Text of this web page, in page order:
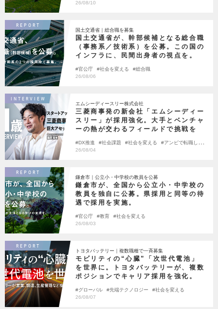
仕事 社会を変える
26/08/10
REPORT
国土交通省｜総合職を募集
国土交通省が、幹部候補となる総合職
（事務系／技術系）を公募。この国の
インフラに、民間出身者の視点を。
官公庁 社会を変える
総合職
26/08/06
INTERVIEW
エムシーディースリー株式会社
三菱商事発の新会社「エムシーディー
スリー」が採用強化。大手とベンチャ
ーの熱が交わるフィールドで挑戦を
DX推進 社会課題 社会を変える
アンビで転職しま
した
26/08/04
REPORT
鎌倉市｜公立小・中学校の教員を公募
鎌倉市が、全国から公立小・中学校の
教員を独自に公募。県採用と同等の待
遇で採用を実施。
官公庁 教育
社会を変える
26/08/03
REPORT
トヨタバッテリー｜複数職種で一斉募集
モビリティの“心臓”「次世代電池」
を世界に。トヨタバッテリーが、複数
ポジションでキャリア採用を強化。
グローバル 先端テクノロジー
社会を変える
26/08/07